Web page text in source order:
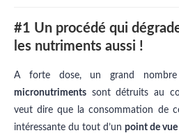
#1 Un procédé qui
les nutriments aussi !
A forte dose, un grand
micronutriments sont détruits au
veut dire que la consommation de
intéressante du tout d’un point de